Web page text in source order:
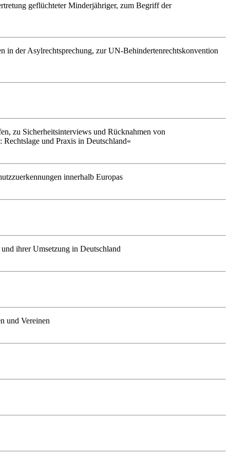
geflüchteter Minderjähriger, zum Begriff der
der Asylrechtsprechung, zur UN-Behindertenrechtskonvention
zu Sicherheitsinterviews und Rücknahmen von
und Praxis in Deutschland«
innerhalb Europas
ihrer Umsetzung in Deutschland
und Vereinen